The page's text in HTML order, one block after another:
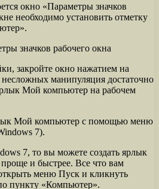
окно «Параметры значков
необходимо установить отметку
закройте окно нажатием на
манипуляция достаточно
Мой компьютер на рабочем
Мой компьютер с помощью меню
7).
7, то вы можете создать ярлык
и быстрее. Все что вам
меню Пуск и кликнуть
пункту «Компьютер».